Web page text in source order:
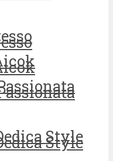
Style
Style